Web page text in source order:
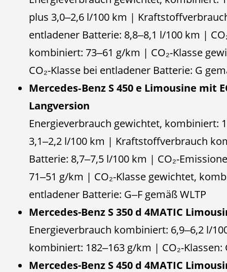
plus 3,0‒2,6 l/100 km |
entladener Batterie: 8,8‒8,1 l/100 km |
kombiniert: 73‒61 g/km | CO₂-Klasse
CO₂-Klasse bei entladener Batterie: G
Mercedes‑Benz S 450 e Limousine mit
Langversion
Energieverbrauch gewichtet, kombiniert:
3,1‒2,2 l/100 km | Kraftstoffverbrauch
Batterie: 8,7‒7,5 l/100 km | CO₂-
71‒51 g/km | CO₂-Klasse gewichtet,
entladener Batterie: G‒F gemäß WLTP
Mercedes-Benz S 350 d 4MATIC
Energieverbrauch kombiniert: 6,9‒6,2 l/
kombiniert: 182‒163 g/km | CO₂-Klassen:
Mercedes-Benz S 450 d 4MATIC